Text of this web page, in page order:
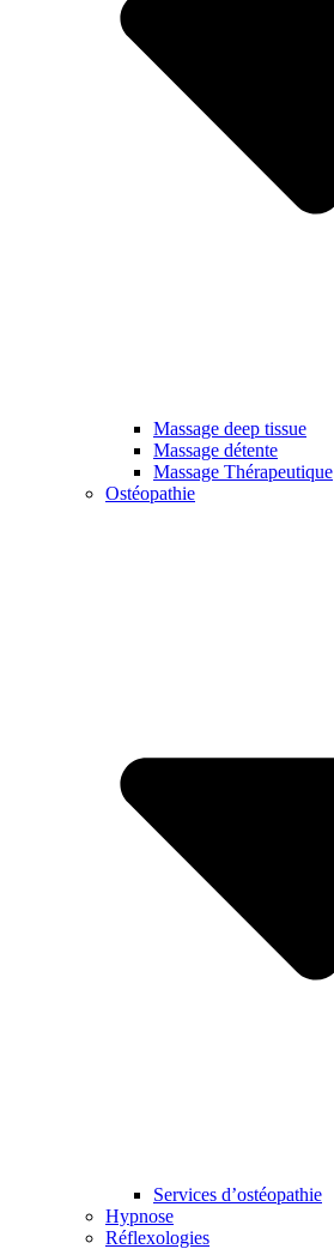
Massage deep tissue
Massage détente
Massage Thérapeutique
Ostéopathie
Services d’ostéopathie
Hypnose
Réflexologies